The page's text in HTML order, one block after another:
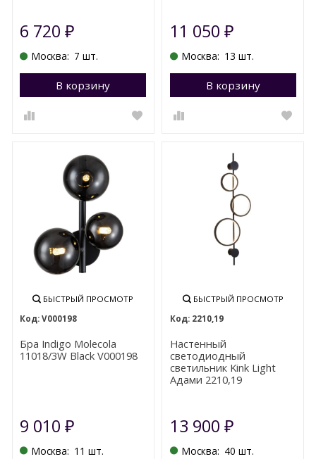
6 720₽
Москва: 7 шт.
В корзину Перейти в корзину
11 050 ₽
Москва: 13 шт.
В корзину
БЫСТРЫЙ ПРОСМОТР
V000198
Бра Indigo Molecola
11018/3W Black V000198
9 010₽
Москва: 11 шт.
БЫСТРЫЙ ПРОСМОТР
2210,19
Настенный
светодиодный
светильник Kink Light
Адами 2210,19
13 900 ₽
Москва: 40 шт.